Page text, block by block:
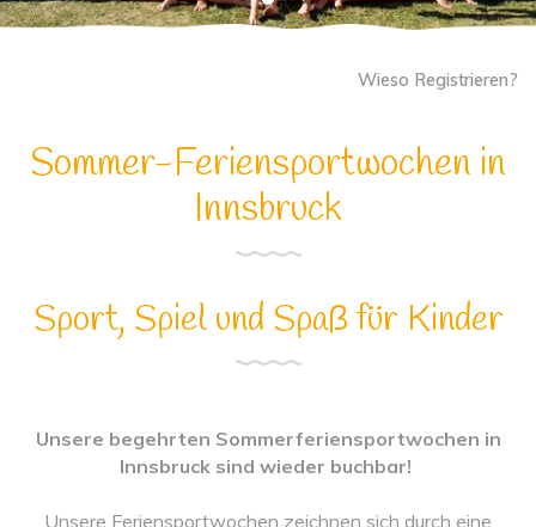
Wieso Registrieren?
Sommer-Feriensportwochen in
Innsbruck
Sport, Spiel und Spaß für Kinder
Unsere begehrten Sommerferiensportwochen in
Innsbruck sind wieder buchbar!
Unsere Feriensportwochen zeichnen sich durch eine